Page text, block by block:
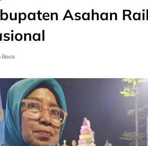
Asahan
Baca